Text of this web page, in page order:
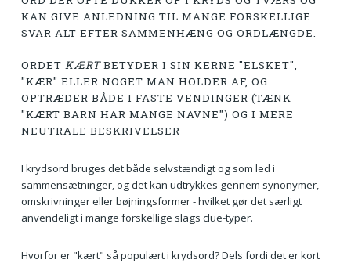
KAN GIVE ANLEDNING TIL MANGE FORSKELLIGE
SVAR ALT EFTER SAMMENHÆNG OG ORDLÆNGDE.
ORDET KÆRTBETYDER I SIN KERNE "ELSKET",
"KÆR" ELLER NOGET MAN HOLDER AF, OG
OPTRÆDER BÅDE I FASTE VENDINGER (TÆNK
"KÆRT BARN HAR MANGE NAVNE") OG I MERE
NEUTRALE BESKRIVELSER
I krydsord bruges det både selvstændigt og som led i
sammensætninger, og det kan udtrykkes gennem synonymer,
omskrivninger eller bøjningsformer - hvilket gør det særligt
anvendeligt i mange forskellige slags clue-typer.
Hvorfor er "kært" så populært i krydsord? Dels fordi det er kort